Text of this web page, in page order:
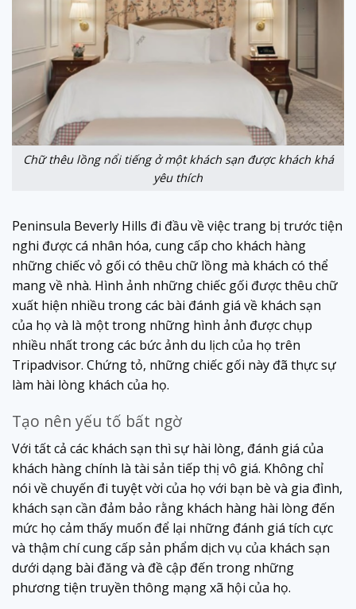
Chữ thêu lồng nổi tiếng ở một khách sạn được khách khá
yêu thích
Peninsula Beverly Hills đi đầu về việc trang bị trước tiện
nghi được cá nhân hóa, cung cấp cho khách hàng
những chiếc vỏ gối có thêu chữ lồng mà khách có thể
mang về nhà. Hình ảnh những chiếc gối được thêu chữ
xuất hiện nhiều trong các bài đánh giá về khách sạn
của họ và là một trong những hình ảnh được chụp
nhiều nhất trong các bức ảnh du lịch của họ trên
Tripadvisor. Chứng tỏ, những chiếc gối này đã thực sự
làm hài lòng khách của họ.
Tạo nên yếu tố bất ngờ
Với tất cả các khách sạn thì sự hài lòng, đánh giá của
khách hàng chính là tài sản tiếp thị vô giá. Không chỉ
nói về chuyến đi tuyệt vời của họ với bạn bè và gia đình,
khách sạn cần đảm bảo rằng khách hàng hài lòng đến
mức họ cảm thấy muốn để lại những đánh giá tích cực
và thậm chí cung cấp sản phẩm dịch vụ của khách sạn
dưới dạng bài đăng và đề cập đến trong những
phương tiện truyền thông mạng xã hội của họ.